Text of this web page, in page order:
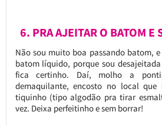
6. PRA AJEITAR O BATOM E
Não sou muito boa passando batom,
batom líquido, porque sou
fica certinho. Daí, molho a
demaquilante, encosto no local
tiquinho (tipo algodão pra tirar
vez. Deixa perfeitinho e sem borrar!